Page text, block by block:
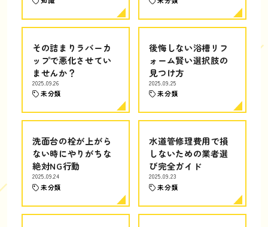
その詰まりラバーカ
ップで悪化させてい
ませんか？
2025.09.26
未分類
後悔しない浴槽リフ
ォーム賢い選択肢の
見つけ方
2025.09.25
未分類
洗面台の栓が上がら
ない時にやりがちな
絶対NG行動
2025.09.24
未分類
水道管修理費用で損
しないための業者選
び完全ガイド
2025.09.23
未分類